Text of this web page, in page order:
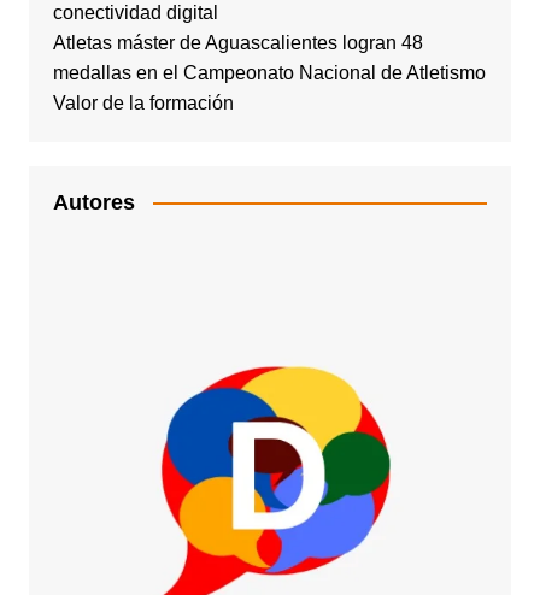
conectividad digital
Atletas máster de Aguascalientes logran 48
medallas en el Campeonato Nacional de Atletismo
Valor de la formación
Autores